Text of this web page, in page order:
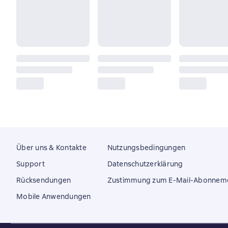
Über uns & Kontakte
Support
Rücksendungen
Mobile Anwendungen
Nutzungsbedingungen
Datenschutzerklärung
Zustimmung zum E-Mail-